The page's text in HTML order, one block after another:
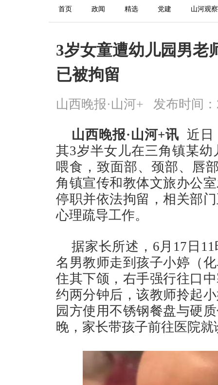
首页 政闻 精选 党建 山河观察
3岁女童遭幼儿园男老
已被拘留
山西晚报·山河+ 发布时间：
山西晚报·山河+讯 近日
其3岁半女儿在三角镇某
喂食，致面部、颈部、唇
角镇宣传和教体文旅办公
停职并依法拘留，相关部
心理疏导工作。
据家长所述，6月17日
名男教师走到孩子小婷（
住其下颌，右手强行往口
约两分钟后，该教师拎起
园方使用不锈钢餐盘与硬
晚，家长带孩子前往医院就